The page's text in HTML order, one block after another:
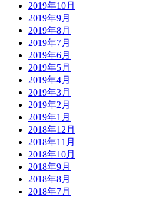
2019年10月
2019年9月
2019年8月
2019年7月
2019年6月
2019年5月
2019年4月
2019年3月
2019年2月
2019年1月
2018年12月
2018年11月
2018年10月
2018年9月
2018年8月
2018年7月